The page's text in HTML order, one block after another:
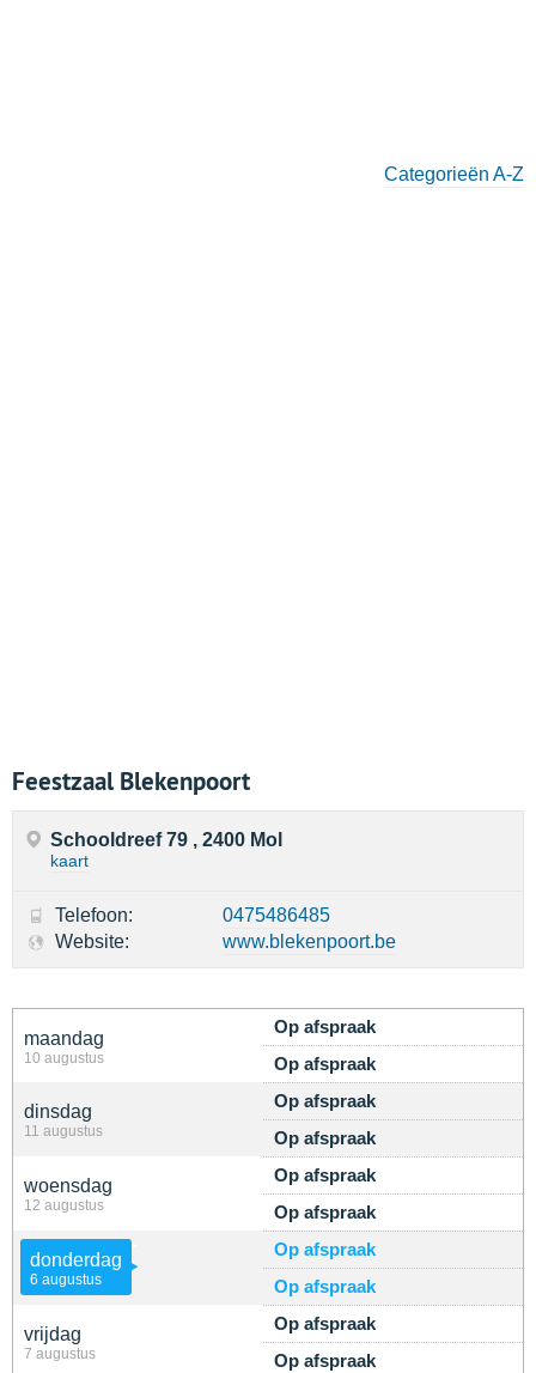
Categorieën A-Z
Feestzaal Blekenpoort
maandag
10 augustus
Op afspraak
Op afspraak
dinsdag
11 augustus
Op afspraak
Op afspraak
woensdag
12 augustus
Op afspraak
Op afspraak
donderdag
6 augustus
Op afspraak
Op afspraak
vrijdag
7 augustus
Op afspraak
Op afspraak
Schooldreef 79 , 2400 Mol
kaart
Telefoon:
0475486485
Website:
www.blekenpoort.be